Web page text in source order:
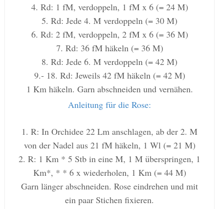
4. Rd: 1 fM, verdoppeln, 1 fM x 6 (= 24 M)
5. Rd: Jede 4. M verdoppeln (= 30 M)
6. Rd: 2 fM, verdoppeln, 2 fM x 6 (= 36 M)
7. Rd: 36 fM häkeln (= 36 M)
8. Rd: Jede 6. M verdoppeln (= 42 M)
9.- 18. Rd: Jeweils 42 fM häkeln (= 42 M)
1 Km häkeln. Garn abschneiden und vernähen.
Anleitung für die Rose:
1. R: In Orchidee 22 Lm anschlagen, ab der 2. M
von der Nadel aus 21 fM häkeln, 1 Wl (= 21 M)
2. R: 1 Km * 5 Stb in eine M, 1 M überspringen, 1
Km*, * * 6 x wiederholen, 1 Km (= 44 M)
Garn länger abschneiden. Rose eindrehen und mit
ein paar Stichen fixieren.